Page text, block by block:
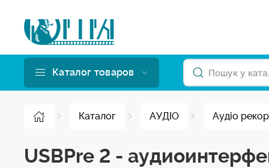
Каталог товаров
Каталог АУДІО Аудіо
USBPre 2 -